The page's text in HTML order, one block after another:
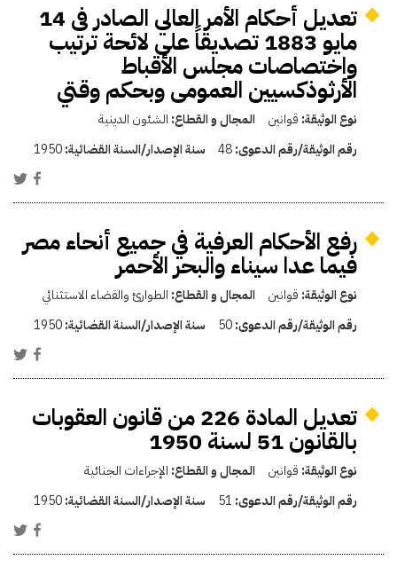
تعديل أحكام الأمر العالي الصادر فى 14
مايو 1883 تصديقاً على لائحة ترتيب
واختصاصات مجلس الأقباط
الأرثوذكسيين العمومى وبحكم وقتي
نوع الوثيقة: قوانين المجال و القطاع: الشئون الدينية
رقم الوثيقة/رقم الدعوى:48 سنة الإصدار/السنة القضائية:1950
رفع الأحكام العرفية في جميع أنحاء مصر
فيما عدا سيناء والبحر الأحمر
نوع الوثيقة: قوانين المجال و القطاع: الطوارئ والقضاء الاستثنائي
رقم الوثيقة/رقم الدعوى:50 سنة الإصدار/السنة القضائية:1950
تعديل المادة 226 من قانون العقوبات
بالقانون 51 لسنة 1950
نوع الوثيقة: قوانين المجال و القطاع: الإجراءات الجنائية
رقم الوثيقة/رقم الدعوى: 51 سنة الإصدار/السنة القضائية:1950